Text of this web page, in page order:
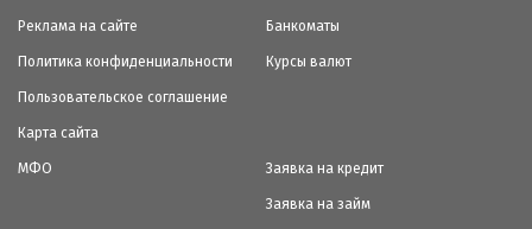
Реклама на сайте
Политика конфиденциальности
Пользовательское соглашение
Карта сайта
Банкоматы
Курсы валют
МФО Заявка на кредит
Заявка на займ